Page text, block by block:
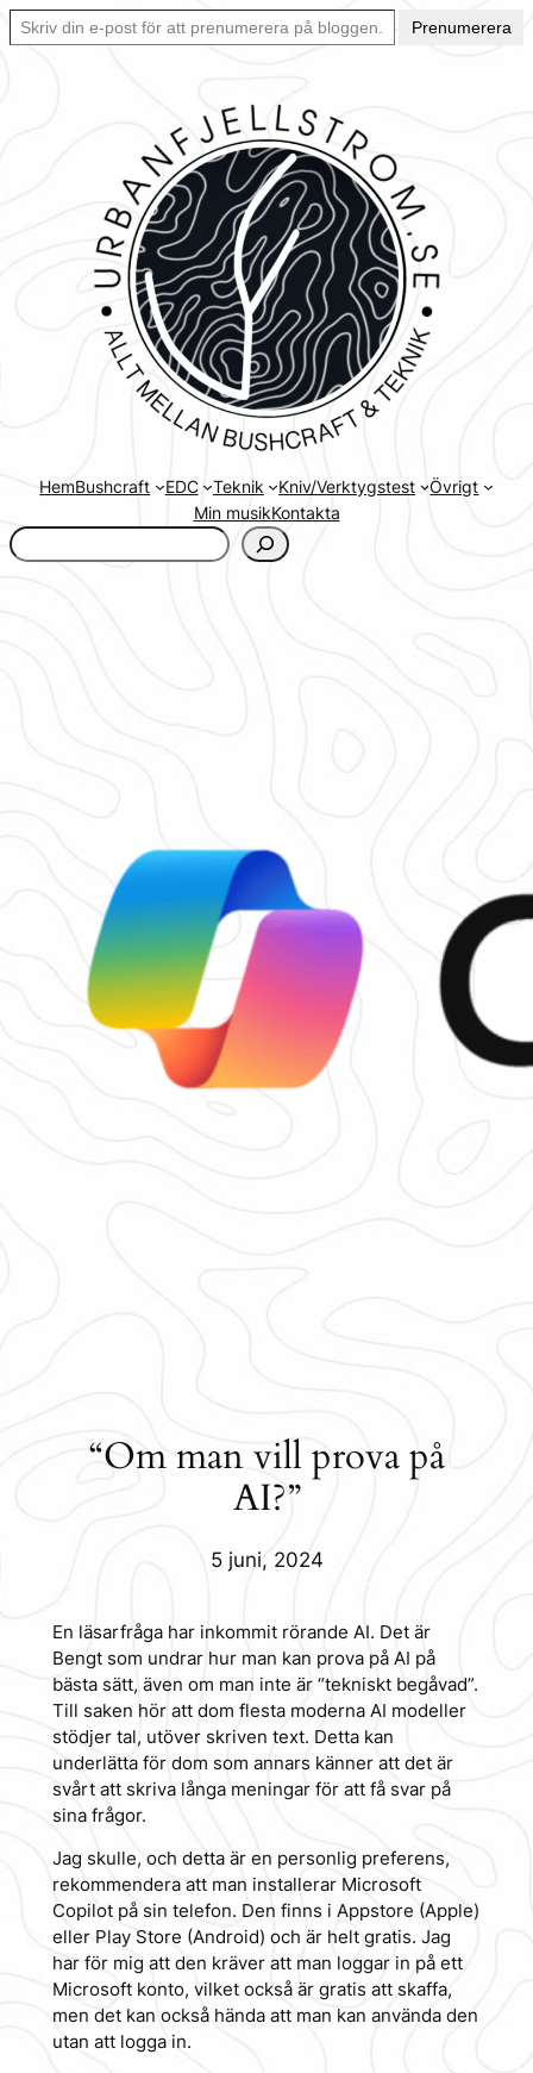
Hoppa
Skriv din e-post för att prenumerera på bloggen… Ett enkelt sätt att hålla sig uppdaterad automatiskt.
Prenumerera
HemBushcraft EDC Teknik Kniv/Verktygstest
Övrigt
Min musikKontakta
www.urbanfjellstrom.se/jamforelselistan/
“Om man vill prova på
AI?”
5 juni, 2024
En läsarfråga har inkommit rörande AI. Det är
Bengt som undrar hur man kan prova på AI på
bästa sätt, även om man inte är “tekniskt begåvad”.
Till saken hör att dom flesta moderna AI modeller
stödjer tal, utöver skriven text. Detta kan
underlätta för dom som annars känner att det är
svårt att skriva långa meningar för att få svar på
sina frågor.
Jag skulle, och detta är en personlig preferens,
rekommendera att man installerar Microsoft
Copilot på sin telefon. Den finns i Appstore (Apple)
eller Play Store (Android) och är helt gratis. Jag
har för mig att den kräver att man loggar in på ett
Microsoft konto, vilket också är gratis att skaffa,
men det kan också hända att man kan använda den
utan att logga in.